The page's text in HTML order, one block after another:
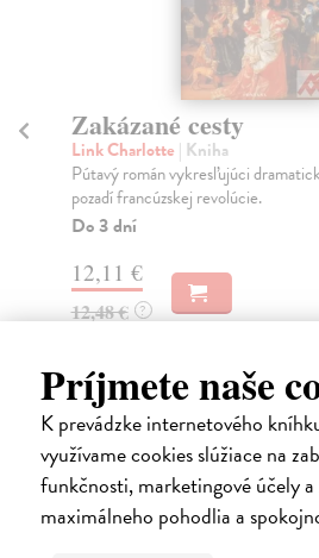
Príjmete naše
K prevádzke internetového
využívame cookies slúžiace na
funkčnosti, marketingové účely a
maximálneho pohodlia a
Cesty české vědy
Nohejlová Zemanová Michaela
Katalog výstavy Cesty české vědy
zastavení nad tématy z dějin
Zasielame do 12 dní
9,12 €
9,40 € ?
Ďalšie z kategórie